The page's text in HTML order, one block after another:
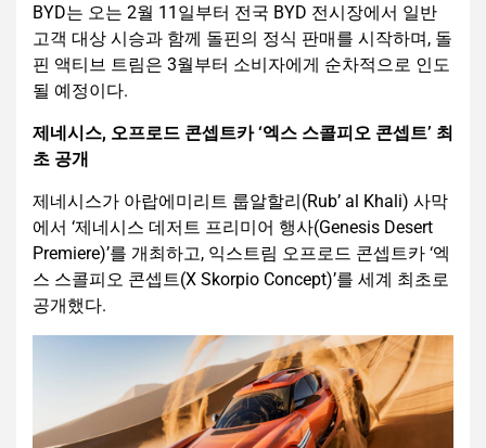
BYD는 오는 2월 11일부터 전국 BYD 전시장에서 일반
고객 대상 시승과 함께 돌핀의 정식 판매를 시작하며, 돌
핀 액티브 트림은 3월부터 소비자에게 순차적으로 인도
될 예정이다.
제네시스, 오프로드 콘셉트카 ‘엑스 스콜피오 콘셉트’ 최
초 공개
제네시스가 아랍에미리트 룹알할리(Rub’ al Khali) 사막
에서 ‘제네시스 데저트 프리미어 행사(Genesis Desert
Premiere)’를 개최하고, 익스트림 오프로드 콘셉트카 ‘엑
스 스콜피오 콘셉트(X Skorpio Concept)’를 세계 최초로
공개했다.